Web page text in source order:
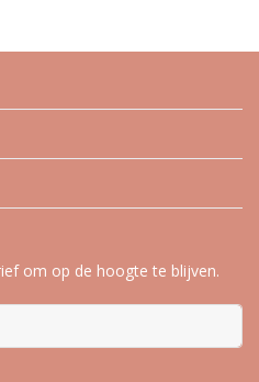
om op de hoogte te blijven.